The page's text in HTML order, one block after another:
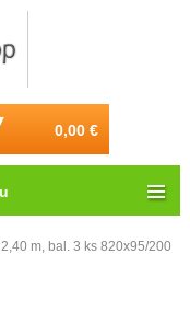
0,00 €
m, bal. 3 ks 820x95/200